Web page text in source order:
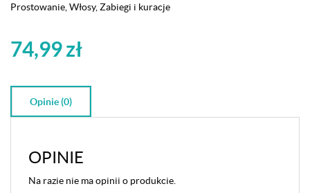
Prostowanie Włosy, Zabiegi i kuracje
74,99zł
Opinie (0)
OPINIE
Na razie nie ma opinii o produkcie.